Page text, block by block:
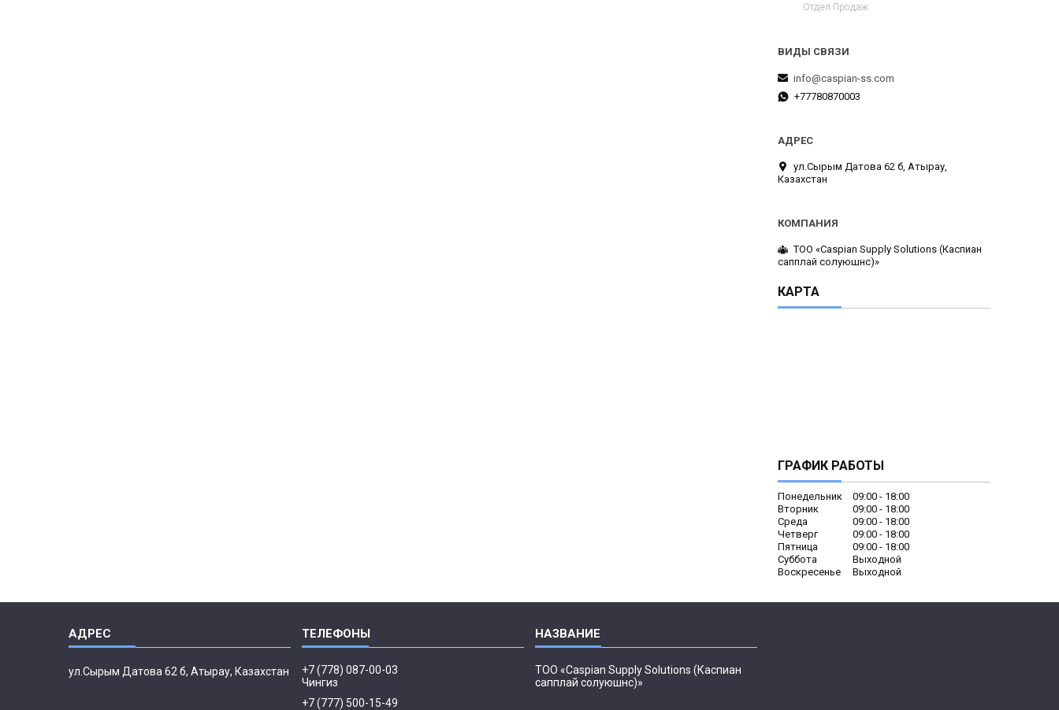
Отдел Продаж
info@caspian-ss.com
+77780870003
ул.Сырым Датова 62 б, Атырау,
Казахстан
ТОО «Caspian Supply Solutions (Каспиан
сапплай солуюшнс)»
КАРТА
ГРАФИК РАБОТЫ
Понедельник 09:00
18:00
Вторник
09:00
18:00
Среда
09:00
18:00
Четверг
09:00
18:00
Пятница
09:00
18:00
Суббота
Выходной
Воскресенье
Выходной
ул.Сырым Датова 62 б, Атырау, Казахстан
+7 (778) 087-00-03
Чингиз
+7 (777) 500-15-49
ТОО «Caspian Supply Solutions (Каспиан
сапплай солуюшнс)»